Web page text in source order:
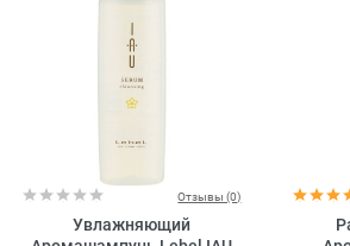
Отзывы (0)
Увлажняющий